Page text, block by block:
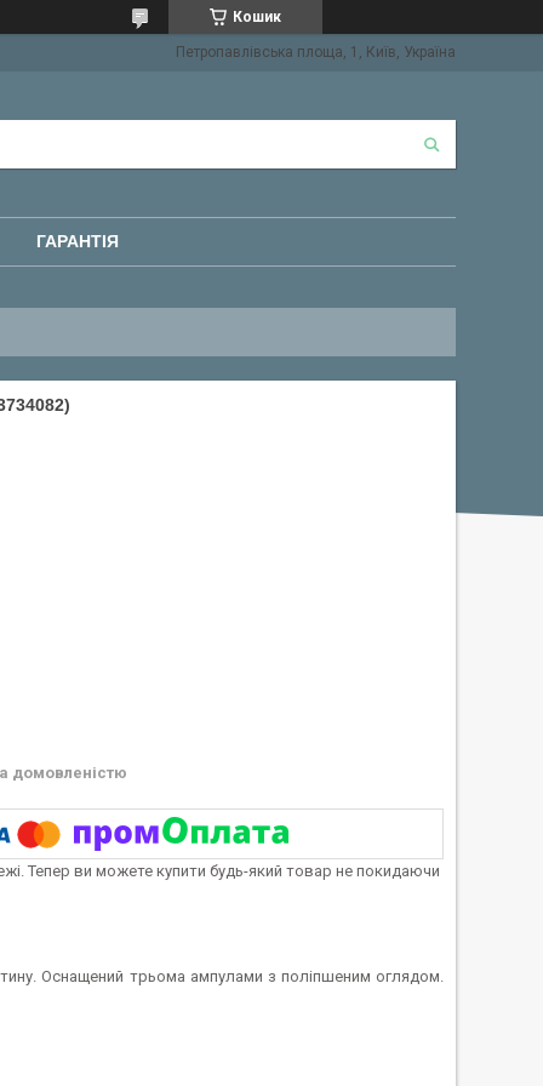
Кошик
Петропавлівська площа, 1, Київ, Україна
ГАРАНТІЯ
домовленістю
Тепер ви можете купити будь-який товар не покидаючи
Оснащений трьома ампулами з поліпшеним оглядом.